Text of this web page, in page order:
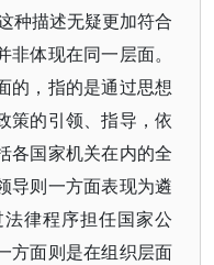
种描述无疑更加符合
体现在同一层面。
的，指的是通过思想
策的引领、指导，依
各国家机关在内的全
导则一方面表现为遴
律程序担任国家公
方面则是在组织层面